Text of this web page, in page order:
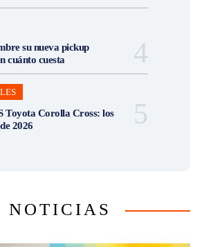
su nueva pickup
cuánto cuesta
Corolla Cross: los
2026
NOTICIAS